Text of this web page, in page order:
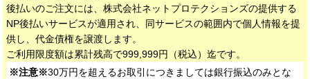
後払いのご注文には、株式会社ネットプロテクションズの提供する
NP後払いサービスが適用され、同サービスの範囲内で個人情報を提
供し、代金債権を譲渡します。
ご利用限度額は累計残高で999,999円（税込）迄です。
※注意※30万円を超えるお取引につきましては銀行振込のみとな